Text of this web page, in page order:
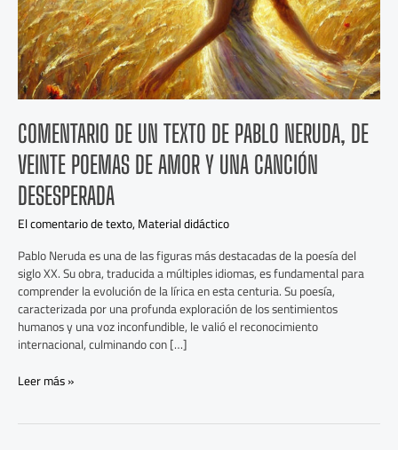
COMENTARIO DE UN TEXTO DE PABLO NERUDA, DE
VEINTE POEMAS DE AMOR Y UNA CANCIÓN
DESESPERADA
El comentario de texto,Material didáctico
Pablo Neruda es una de las figuras más destacadas de la poesía del
siglo XX. Su obra, traducida a múltiples idiomas, es fundamental para
comprender la evolución de la lírica en esta centuria. Su poesía,
caracterizada por una profunda exploración de los sentimientos
humanos y una voz inconfundible, le valió el reconocimiento
internacional, culminando con […]
Veinte
poemas
de
amor
y
una
desesperada
Leer más »